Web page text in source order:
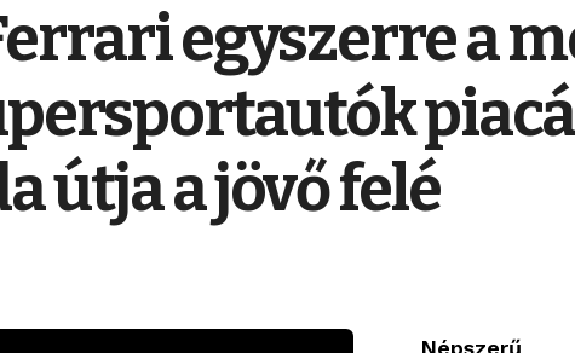
egyszerre a
útja a jövő felé
Népszerű